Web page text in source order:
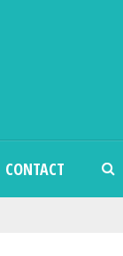
CONTACT